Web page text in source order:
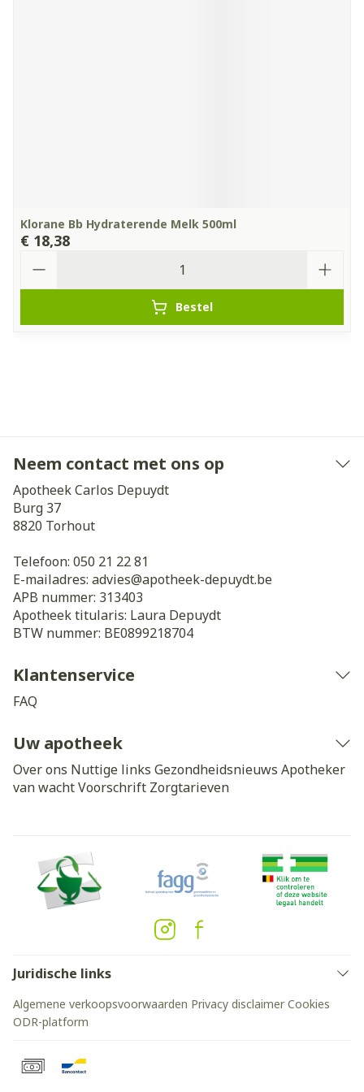
Klorane Bb Hydraterende Melk 500ml
€ 18,38
Bestel
Neem contact met ons op
Apotheek Carlos Depuydt
Burg 37
8820 Torhout
Telefoon: 050 21 22 81
E-mailadres: advies@apotheek-depuydt.be
APB nummer: 313403
Apotheek titularis: Laura Depuydt
BTW nummer: BE0899218704
Klantenservice
FAQ
Uw apotheek
Over ons Nuttige links Gezondheidsnieuws Apotheker
van wachtVoorschrift Zorgtarieven
Juridische links
Algemene verkoopsvoorwaarden Privacy disclaimer Cookies
ODR-platform